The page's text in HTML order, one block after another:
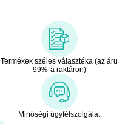
Termékek széles választéka (az áru
99%-a raktáron)
Minőségi ügyfélszolgálat